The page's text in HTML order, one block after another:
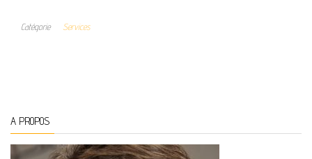
financier sur
Catégorie Services
A PROPOS